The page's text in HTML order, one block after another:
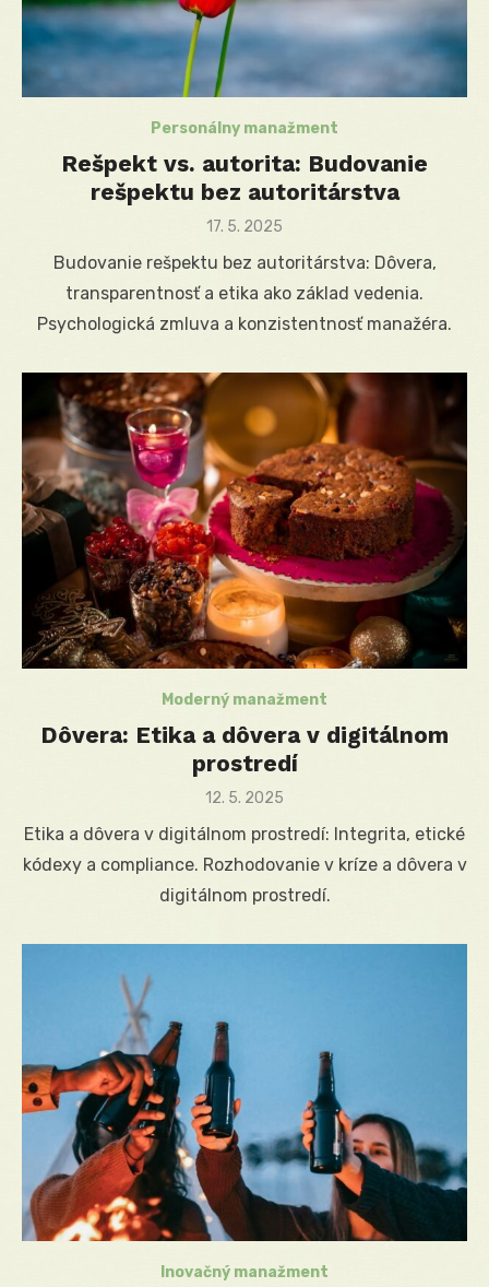
Personálny manažment
Rešpekt vs. autorita: Budovanie
rešpektu bez autoritárstva
Posted
17. 5. 2025
Budovanie rešpektu bez autoritárstva: Dôvera,
transparentnosť a etika ako základ vedenia.
Psychologická zmluva a konzistentnosť manažéra.
Moderný manažment
Dôvera: Etika a dôvera v digitálnom
prostredí
Posted
12. 5. 2025
Etika a dôvera v digitálnom prostredí: Integrita, etické
kódexy a compliance. Rozhodovanie v kríze a dôvera v
digitálnom prostredí.
Inovačný manažment